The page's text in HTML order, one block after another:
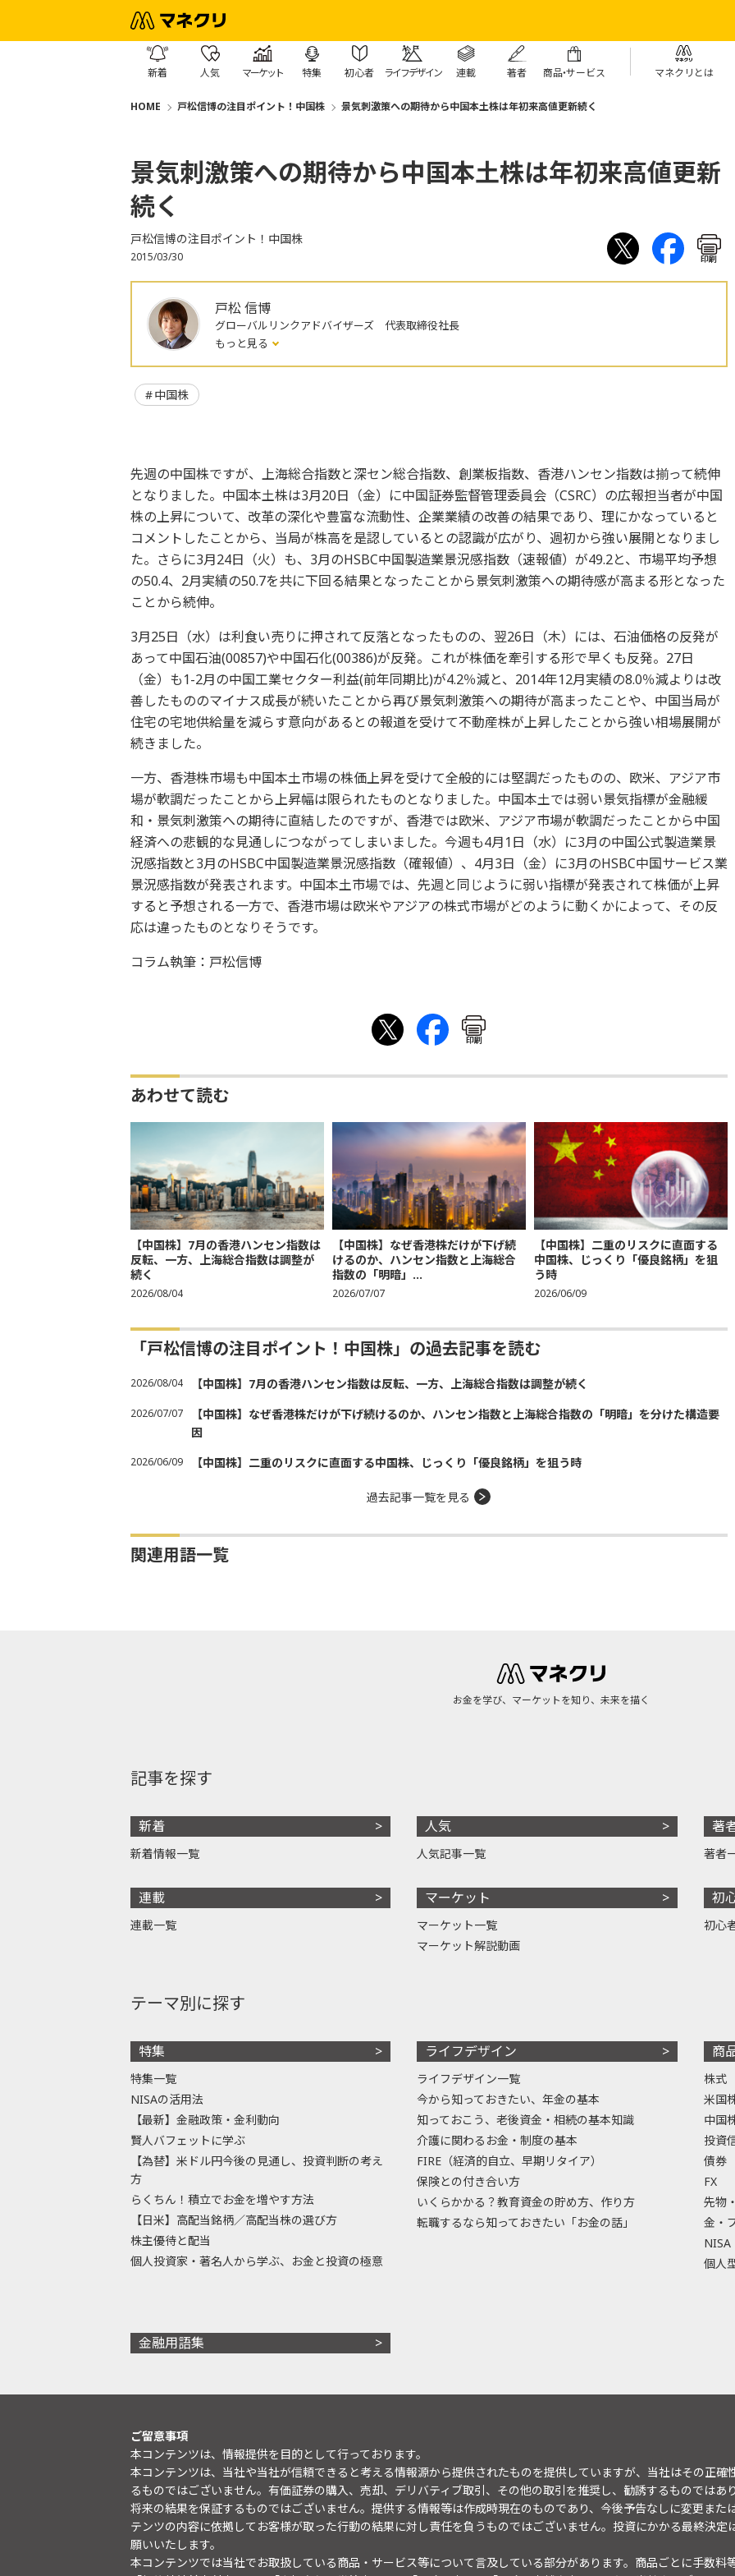
新着 人気 マーケット 特集 初心者 ライフデザイン 連載 著者 商品・サービス マネクリとは
HOME 戸松信博の注目ポイント！中国株 景気刺激策への期待から中国本土株は年初来高値更新続く
景気刺激策への期待から中国本土株は年初来高値更新
続く
戸松信博の注目ポイント！中国株
2015/03/30 印刷
戸松 信博
グローバルリンクアドバイザーズ 代表取締役社長
もっと見る
中国株
先週の中国株ですが、上海総合指数と深セン総合指数、創業板指数、香港ハンセン指数は揃って続伸
となりました。中国本土株は3月20日（金）に中国証券監督管理委員会（CSRC）の広報担当者が中国
株の上昇について、改革の深化や豊富な流動性、企業業績の改善の結果であり、理にかなっていると
コメントしたことから、当局が株高を是認しているとの認識が広がり、週初から強い展開となりまし
た。さらに3月24日（火）も、3月のHSBC中国製造業景況感指数（速報値）が49.2と、市場平均予想
の50.4、2月実績の50.7を共に下回る結果となったことから景気刺激策への期待感が高まる形となった
ことから続伸。
3月25日（水）は利食い売りに押されて反落となったものの、翌26日（木）には、石油価格の反発が
あって中国石油(00857)や中国石化(00386)が反発。これが株価を牽引する形で早くも反発。27日
（金）も1-2月の中国工業セクター利益(前年同期比)が4.2％減と、2014年12月実績の8.0％減よりは改
善したもののマイナス成長が続いたことから再び景気刺激策への期待が高まったことや、中国当局が
住宅の宅地供給量を減らす意向があるとの報道を受けて不動産株が上昇したことから強い相場展開が
続きました。
一方、香港株市場も中国本土市場の株価上昇を受けて全般的には堅調だったものの、欧米、アジア市
場が軟調だったことから上昇幅は限られたものとなりました。中国本土では弱い景気指標が金融緩
和・景気刺激策への期待に直結したのですが、香港では欧米、アジア市場が軟調だったことから中国
経済への悲観的な見通しにつながってしまいました。今週も4月1日（水）に3月の中国公式製造業景
況感指数と3月のHSBC中国製造業景況感指数（確報値）、4月3日（金）に3月のHSBC中国サービス業
景況感指数が発表されます。中国本土市場では、先週と同じように弱い指標が発表されて株価が上昇
すると予想される一方で、香港市場は欧米やアジアの株式市場がどのように動くかによって、その反
応は違ったものとなりそうです。
コラム執筆：戸松信博
印刷
あわせて読む
【中国株】7月の香港ハンセン指数は
反転、一方、上海総合指数は調整が
続く
2026/08/04
【中国株】なぜ香港株だけが下げ続
けるのか、ハンセン指数と上海総合
指数の「明暗」...
2026/07/07
【中国株】二重のリスクに直面する
中国株、じっくり「優良銘柄」を狙
う時
2026/06/09
「戸松信博の注目ポイント！中国株」の過去記事を読む
2026/08/04 【中国株】7月の香港ハンセン指数は反転、一方、上海総合指数は調整が続く
2026/07/07
【中国株】なぜ香港株だけが下げ続けるのか、ハンセン指数と上海総合指数の「明暗」を分けた構造要
因
2026/06/09 【中国株】二重のリスクに直面する中国株、じっくり「優良銘柄」を狙う時
過去記事一覧を見る
関連用語一覧
お金を学び、マーケットを知り、未来を描く
記事を探す
新着
新着情報一覧
連載
連載一覧
人気
人気記事一覧
マーケット
マーケット一覧
マーケット解説動画
著
著者
初
初心
テーマ別に探す
特集
特集一覧
NISAの活用法
【最新】金融政策・金利動向
賢人バフェットに学ぶ
【為替】米ドル円今後の見通し、投資判断の考え
方
らくちん！積立でお金を増やす方法
【日米】高配当銘柄／高配当株の選び方
株主優待と配当
個人投資家・著名人から学ぶ、お金と投資の極意
ライフデザイン
ライフデザイン一覧
今から知っておきたい、年金の基本
知っておこう、老後資金・相続の基本知識
介護に関わるお金・制度の基本
FIRE（経済的自立、早期リタイア）
保険との付き合い方
いくらかかる？教育資金の貯め方、作り方
転職するなら知っておきたい「お金の話」
商
株式
米国
中国
投資
債券
FX
先物
金・
NISA
個人
金融用語集
ご留意事項
本コンテンツは、情報提供を目的として行っております。
本コンテンツは、当社や当社が信頼できると考える情報源から提供されたものを提供していますが、当社はその正
るものではございません。有価証券の購入、売却、デリバティブ取引、その他の取引を推奨し、勧誘するものでは
将来の結果を保証するものではございません。提供する情報等は作成時現在のものであり、今後予告なしに変更また
テンツの内容に依拠してお客様が取った行動の結果に対し責任を負うものではございません。投資にかかる最終決
願いいたします。
本コンテンツでは当社でお取扱している商品・サービス等について言及している部分があります。商品ごとに手数料